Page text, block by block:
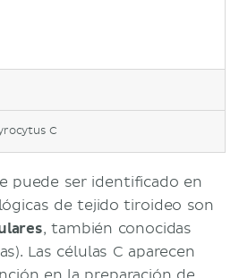
C
puede ser identificado en
de tejido tiroideo son
, también conocidas
Las células C aparecen